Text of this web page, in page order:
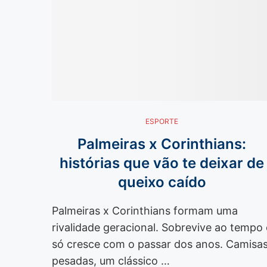
ESPORTE
Palmeiras x Corinthians:
histórias que vão te deixar de
queixo caído
Palmeiras x Corinthians formam uma
rivalidade geracional. Sobrevive ao tempo
só cresce com o passar dos anos.
pesadas, um clássico …